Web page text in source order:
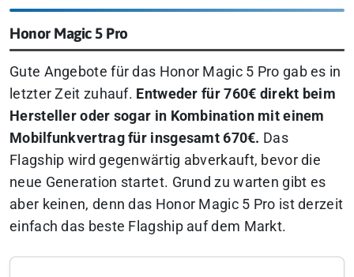
Honor Magic 5 Pro
Gute Angebote für das Honor Magic 5 Pro gab es in
letzter Zeit zuhauf. Entweder für 760€ direkt beim
Hersteller oder sogar in Kombination mit einem
Mobilfunkvertrag für insgesamt 670€. Das
Flagship wird gegenwärtig abverkauft, bevor die
neue Generation startet. Grund zu warten gibt es
aber keinen, denn das Honor Magic 5 Pro ist derzeit
einfach das beste Flagship auf dem Markt.